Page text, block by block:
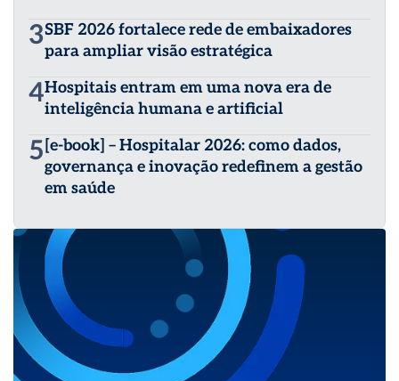
3SBF 2026 fortalece rede de embaixadores
para ampliar visão estratégica
4Hospitais entram em uma nova era de
inteligência humana e artificial
5 [e-book] – Hospitalar 2026: como dados,
governança e inovação redefinem a gestão
em saúde